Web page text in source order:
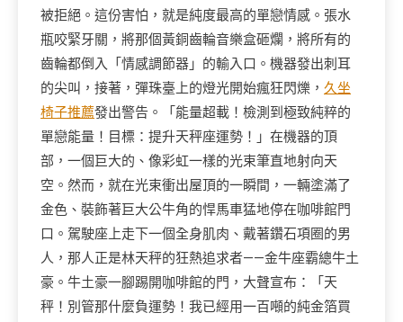
被拒絕。這份害怕，就是純度最高的單戀情感。張水
瓶咬緊牙關，將那個黃銅齒輪音樂盒砸爛，將所有的
齒輪都倒入「情感調節器」的輸入口。機器發出刺耳
的尖叫，接著，彈珠臺上的燈光開始瘋狂閃爍， 久坐
椅子推薦發出警告。「能量超載！檢測到極致純粹的
單戀能量！目標：提升天秤座運勢！」在機器的頂
部，一個巨大的、像彩虹一樣的光束筆直地射向天
空。然而，就在光束衝出屋頂的一瞬間，一輛塗滿了
金色、裝飾著巨大公牛角的悍馬車猛地停在咖啡館門
口。駕駛座上走下一個全身肌肉、戴著鑽石項圈的男
人，那人正是林天秤的狂熱追求者——金牛座霸總牛土
豪。牛土豪一腳踢開咖啡館的門，大聲宣布：「天
秤！別管那什麼負運勢！我已經用一百噸的純金箔買